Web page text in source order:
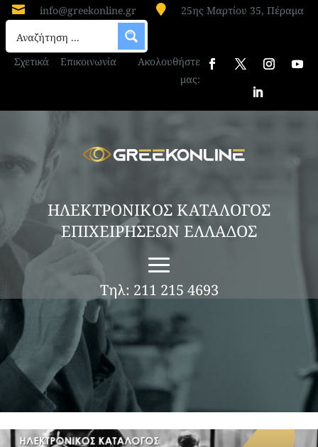
 info@greekonline.gr  25ης Μαρτίου 35, Πέραμα
Σχετικά Επικοινωνία
Ακολουθήστε
μας:
ΗΛΕΚΤΡΟΝΙΚΟΣ ΚΑΤΑΛΟΓΟΣ
ΕΠΙΧΕΙΡΗΣΕΩΝ ΕΛΛΑΔΟΣ
Τηλ: 211 215 4693